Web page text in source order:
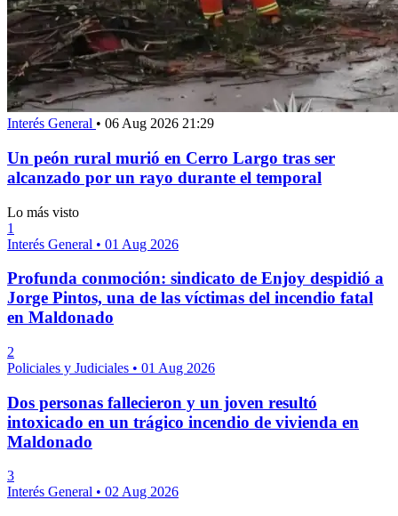
Interés General • 06 Aug 2026 21:29
Un peón rural murió en Cerro Largo tras ser
alcanzado por un rayo durante el temporal
Lo más visto
1
Interés General • 01 Aug 2026
Profunda conmoción: sindicato de Enjoy despidió a
Jorge Pintos, una de las víctimas del incendio fatal
en Maldonado
2
Policiales y Judiciales • 01 Aug 2026
Dos personas fallecieron y un joven resultó
intoxicado en un trágico incendio de vivienda en
Maldonado
3
Interés General • 02 Aug 2026